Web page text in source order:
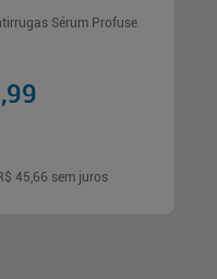
Sérum Profuse
45,66 sem juros